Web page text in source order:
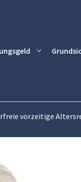
vorzeitige